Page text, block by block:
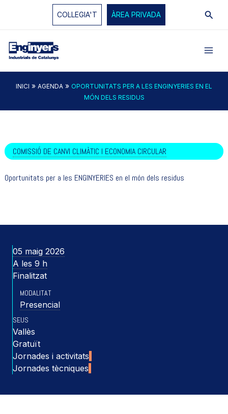
COL·LEGIA'T ÀREA PRIVADA
INICI » AGENDA » OPORTUNITATS PER A LES ENGINYERIES EN EL
MÓN DELS RESIDUS
COMISSIÓ DE CANVI CLIMÀTIC I ECONOMIA CIRCULAR
Oportunitats per a les ENGINYERIES en el món dels residus
05 maig 2026
A les 9 h
Finalitzat
MODALITAT
Presencial
SEUS
Vallès
Gratuït
Jornades i activitats
Jornades tècniques